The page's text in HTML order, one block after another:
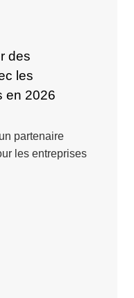
des
les
en 2026
partenaire
les entreprises